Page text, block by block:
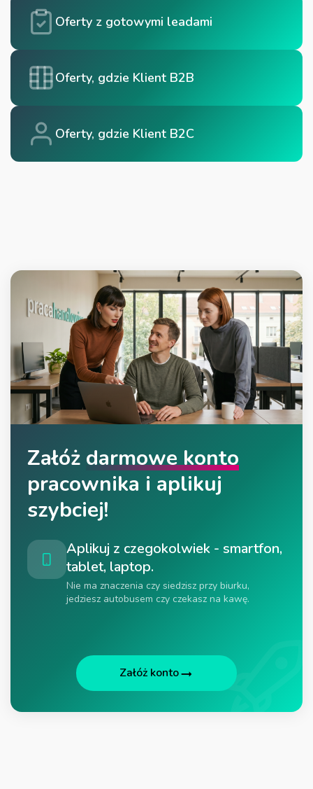
Oferty z gotowymi leadami
Oferty, gdzie Klient B2B
Oferty, gdzie Klient B2C
Załóż darmowe konto
pracownika i aplikuj
szybciej!
Aplikuj z czegokolwiek - smartfon,
tablet, laptop.
Nie ma znaczenia czy siedzisz przy biurku,
jedziesz autobusem czy czekasz na kawę.
Załóż konto